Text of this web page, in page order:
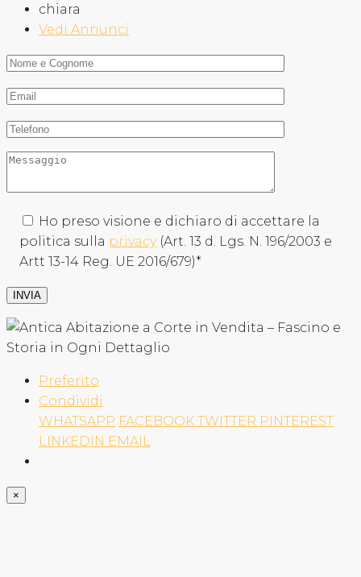
chiara
Vedi Annunci
Ho preso visione e dichiaro di accettare la
politica sulla privacy(Art. 13 d. Lgs. N. 196/2003 e
Artt 13-14 Reg. UE 2016/679)*
Preferito
Condividi
WHATSAPP FACEBOOK TWITTER PINTEREST
LINKEDIN EMAIL
×